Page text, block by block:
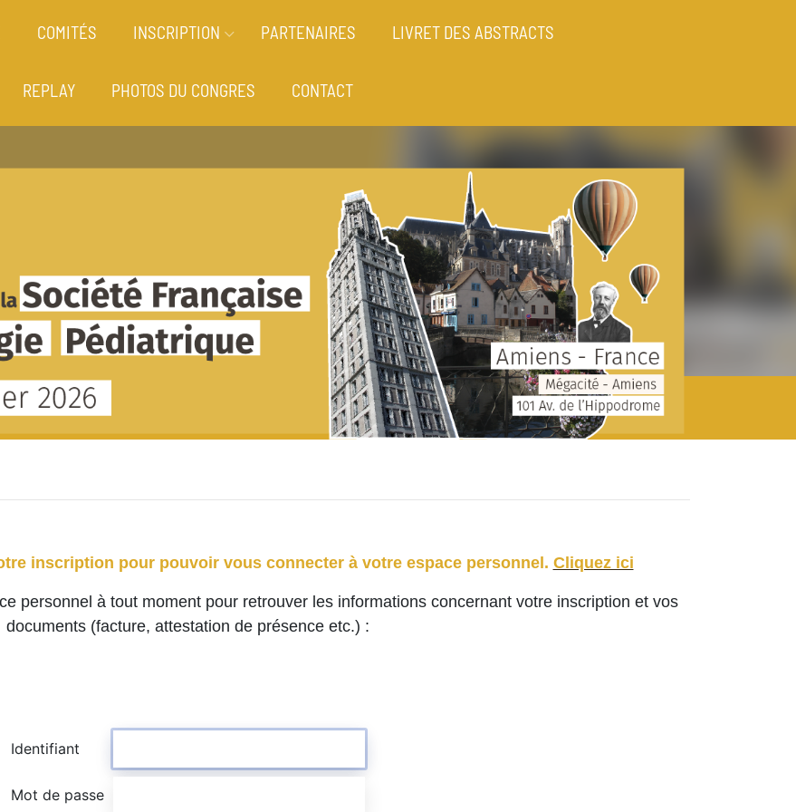
COMITÉS INSCRIPTION PARTENAIRES LIVRET DES ABSTRACTS
REPLAY PHOTOS DU CONGRES CONTACT
inscription pour pouvoir vous connecter à votre espace personnel. Cliquez ici
personnel à tout moment pour retrouver les informations concernant votre inscription et vos
documents (facture, attestation de présence etc.) :
Identifiant
Mot de passe